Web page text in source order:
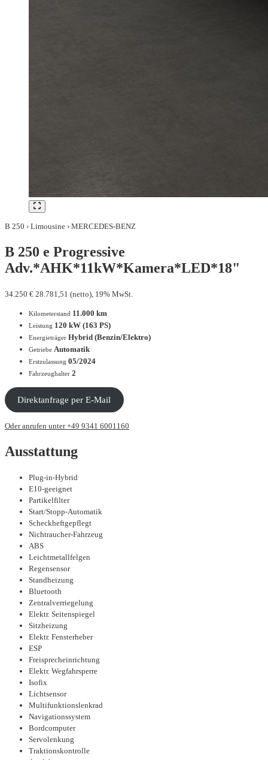
B 250 › Limousine › MERCEDES-BENZ
B 250 e Progressive
Adv.*AHK*11kW*Kamera*LED*18"
34.250 € 28.781,51 (netto), 19% MwSt.
Kilometerstand 11.000 km
Leistung 120 kW (163 PS)
Energieträger Hybrid (Benzin/Elektro)
Getriebe Automatik
Erstzulassung 05/2024
Fahrzeughalter 2
Direktanfrage per E-Mail
Oder anrufen unter +49 9341 6001160
Ausstattung
Plug-in-Hybrid
E10-geeignet
Partikelfilter
Start/Stopp-Automatik
Scheckheftgepflegt
Nichtraucher-Fahrzeug
ABS
Leichtmetallfelgen
Regensensor
Standheizung
Bluetooth
Zentralverriegelung
Elektr. Seitenspiegel
Sitzheizung
Elektr. Fensterheber
ESP
Freisprecheinrichtung
Elektr. Wegfahrsperre
Isofix
Lichtsensor
Multifunktionslenkrad
Navigationssystem
Bordcomputer
Servolenkung
Traktionskontrolle